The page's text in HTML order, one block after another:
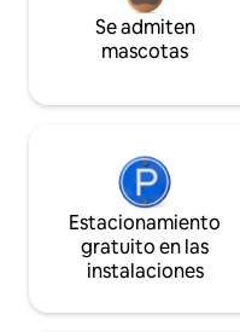
Se admiten
mascotas
Estacionamiento
gratuito en las
instalaciones